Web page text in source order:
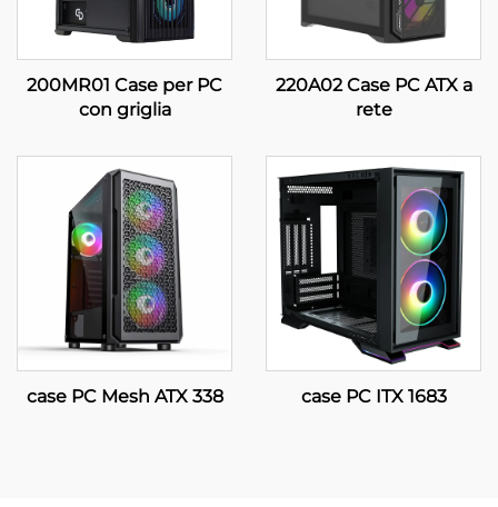
200MR01 Case per PC
con griglia
220A02 Case PC ATX a
rete
case PC Mesh ATX 338 case PC ITX 1683